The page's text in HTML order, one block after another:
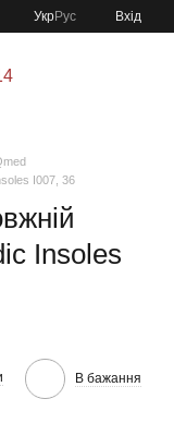
УкрРус Вхід
I007, 36
Insoles
В бажання